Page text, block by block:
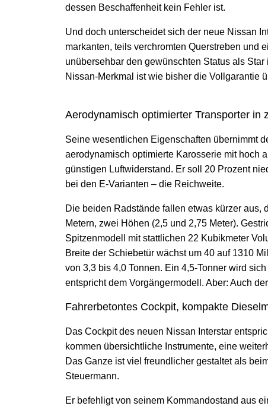
dessen Beschaffenheit kein Fehler ist.
Und doch unterscheidet sich der neue Nissan
markanten, teils verchromten Querstreben und
unübersehbar den gewünschten Status als
Nissan-Merkmal ist wie bisher die Vollgarantie
Aerodynamisch optimierter Transporter in
Seine wesentlichen Eigenschaften übernimmt
aerodynamisch optimierte Karosserie mit hoch
günstigen Luftwiderstand. Er soll 20 Prozent
bei den E-Varianten – die Reichweite.
Die beiden Radstände fallen etwas kürzer aus,
Metern, zwei Höhen (2,5 und 2,75 Meter).
Spitzenmodell mit stattlichen 22 Kubikmeter
Breite der Schiebetür wächst um 40 auf 1310
von 3,3 bis 4,0 Tonnen. Ein 4,5-Tonner wird
entspricht dem Vorgängermodell. Aber: Auch
Fahrerbetontes Cockpit, kompakte
Das Cockpit des neuen Nissan Interstar
kommen übersichtliche Instrumente, eine
Das Ganze ist viel freundlicher gestaltet als
Steuermann.
Er befehligt von seinem Kommandostand aus